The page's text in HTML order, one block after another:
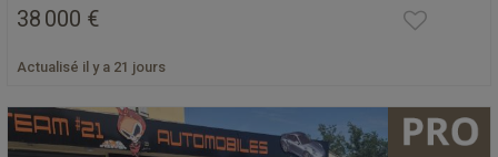
38 000 €
Actualisé il y a 21 jours